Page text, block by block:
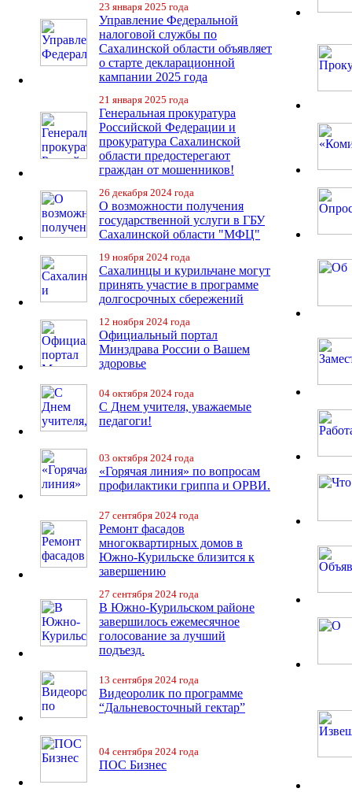
23 января 2025 года
Управление Федеральной
налоговой службы по
Сахалинской области объявляет
о старте декларационной
кампании 2025 года
21 января 2025 года
Генеральная прокуратура
Российской Федерации и
прокуратура Сахалинской
области предостерегают
граждан от мошенников!
26 декабря 2024 года
О возможности получения
государственной услуги в ГБУ
Сахалинской области "МФЦ"
19 ноября 2024 года
Сахалинцы и курильчане могут
принять участие в программе
долгосрочных сбережений
12 ноября 2024 года
Официальный портал
Минздрава России о Вашем
здоровье
04 октября 2024 года
С Днем учителя, уважаемые
педагоги!
03 октября 2024 года
«Горячая линия» по вопросам
профилактики гриппа и ОРВИ.
27 сентября 2024 года
Ремонт фасадов
многоквартирных домов в
Южно-Курильске близится к
завершению
27 сентября 2024 года
В Южно-Курильском районе
завершилось ежемесячное
голосование за лучший
подъезд.
13 сентября 2024 года
Видеоролик по программе
“Дальневосточный гектар”
04 сентября 2024 года
ПОС Бизнес